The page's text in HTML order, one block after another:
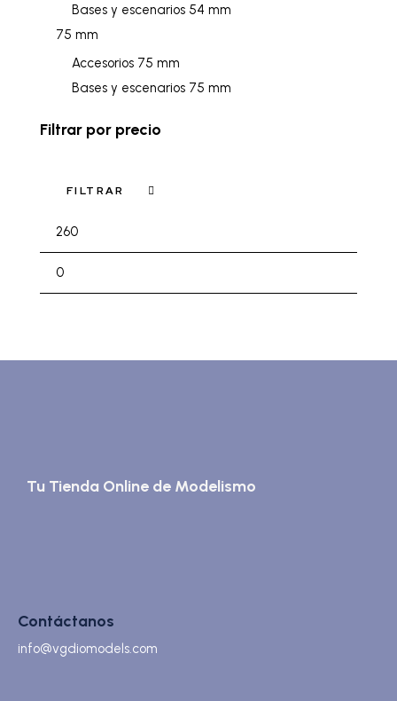
Bases y escenarios 54 mm
75 mm
Accesorios 75 mm
Bases y escenarios 75 mm
Filtrar por precio
FILTRAR
Tu Tienda Online de Modelismo
Contáctanos
info@vgdiomodels.com